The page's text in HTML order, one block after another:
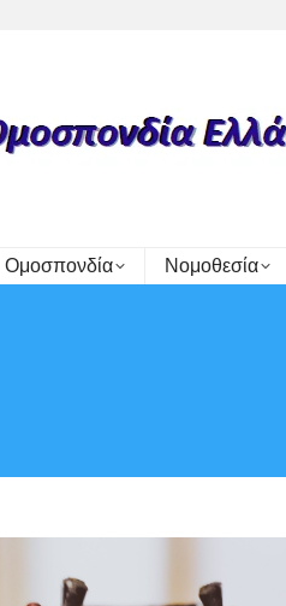
Ομοσπονδία Νομοθεσία